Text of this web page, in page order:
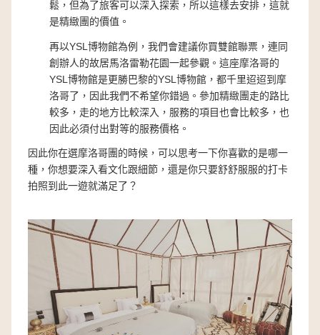
鬆，但為了旅客可以深入探索，所以這樣去安排，這就
是精緻團的價值。
再以YSL博物館為例，我們會建議你買雙館聯票，連同
創辦人的故居馬洛雷勒花園一起參觀。這座摩洛哥的
YSL博物館是更勝巴黎的YSL博物館，都千里迢迢到摩
洛哥了，因此我們不希望你錯過。參加精緻團走的路比
較多，走的地方比較深入，服務的項目也會比較多，也
因此必須付出對等的服務價格。
因此你在選摩洛哥團的時候，可以思考一下你喜歡的是哪一
種，你想要深入看文化跟細節，還是你只要舒舒服服的打卡
拍照到此一遊就滿足了？